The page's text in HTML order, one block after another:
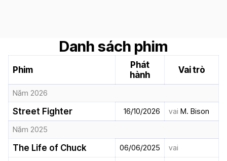
Danh sách phim
Phim
Phát
hành
Vai trò
Năm 2026
Street Fighter 16/10/2026 vai M. Bison
Năm 2025
The Life of Chuck 06/06/2025 vai